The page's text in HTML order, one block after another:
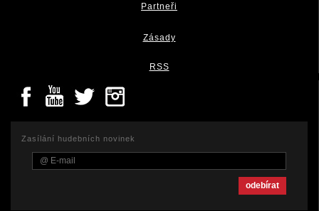
Partneři
Zásady
RSS
Zasílání hudebních novinek